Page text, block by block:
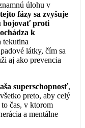
úlohu v
fázy sa zvyšuje
bojovať proti
k
tekutina
látky, čím sa
aj ako prevencia
superschopnosť,
preto, aby celý
čas, v ktorom
a mentálne